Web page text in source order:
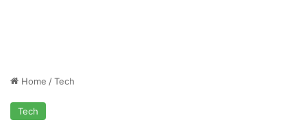
Home /Tech
Tech